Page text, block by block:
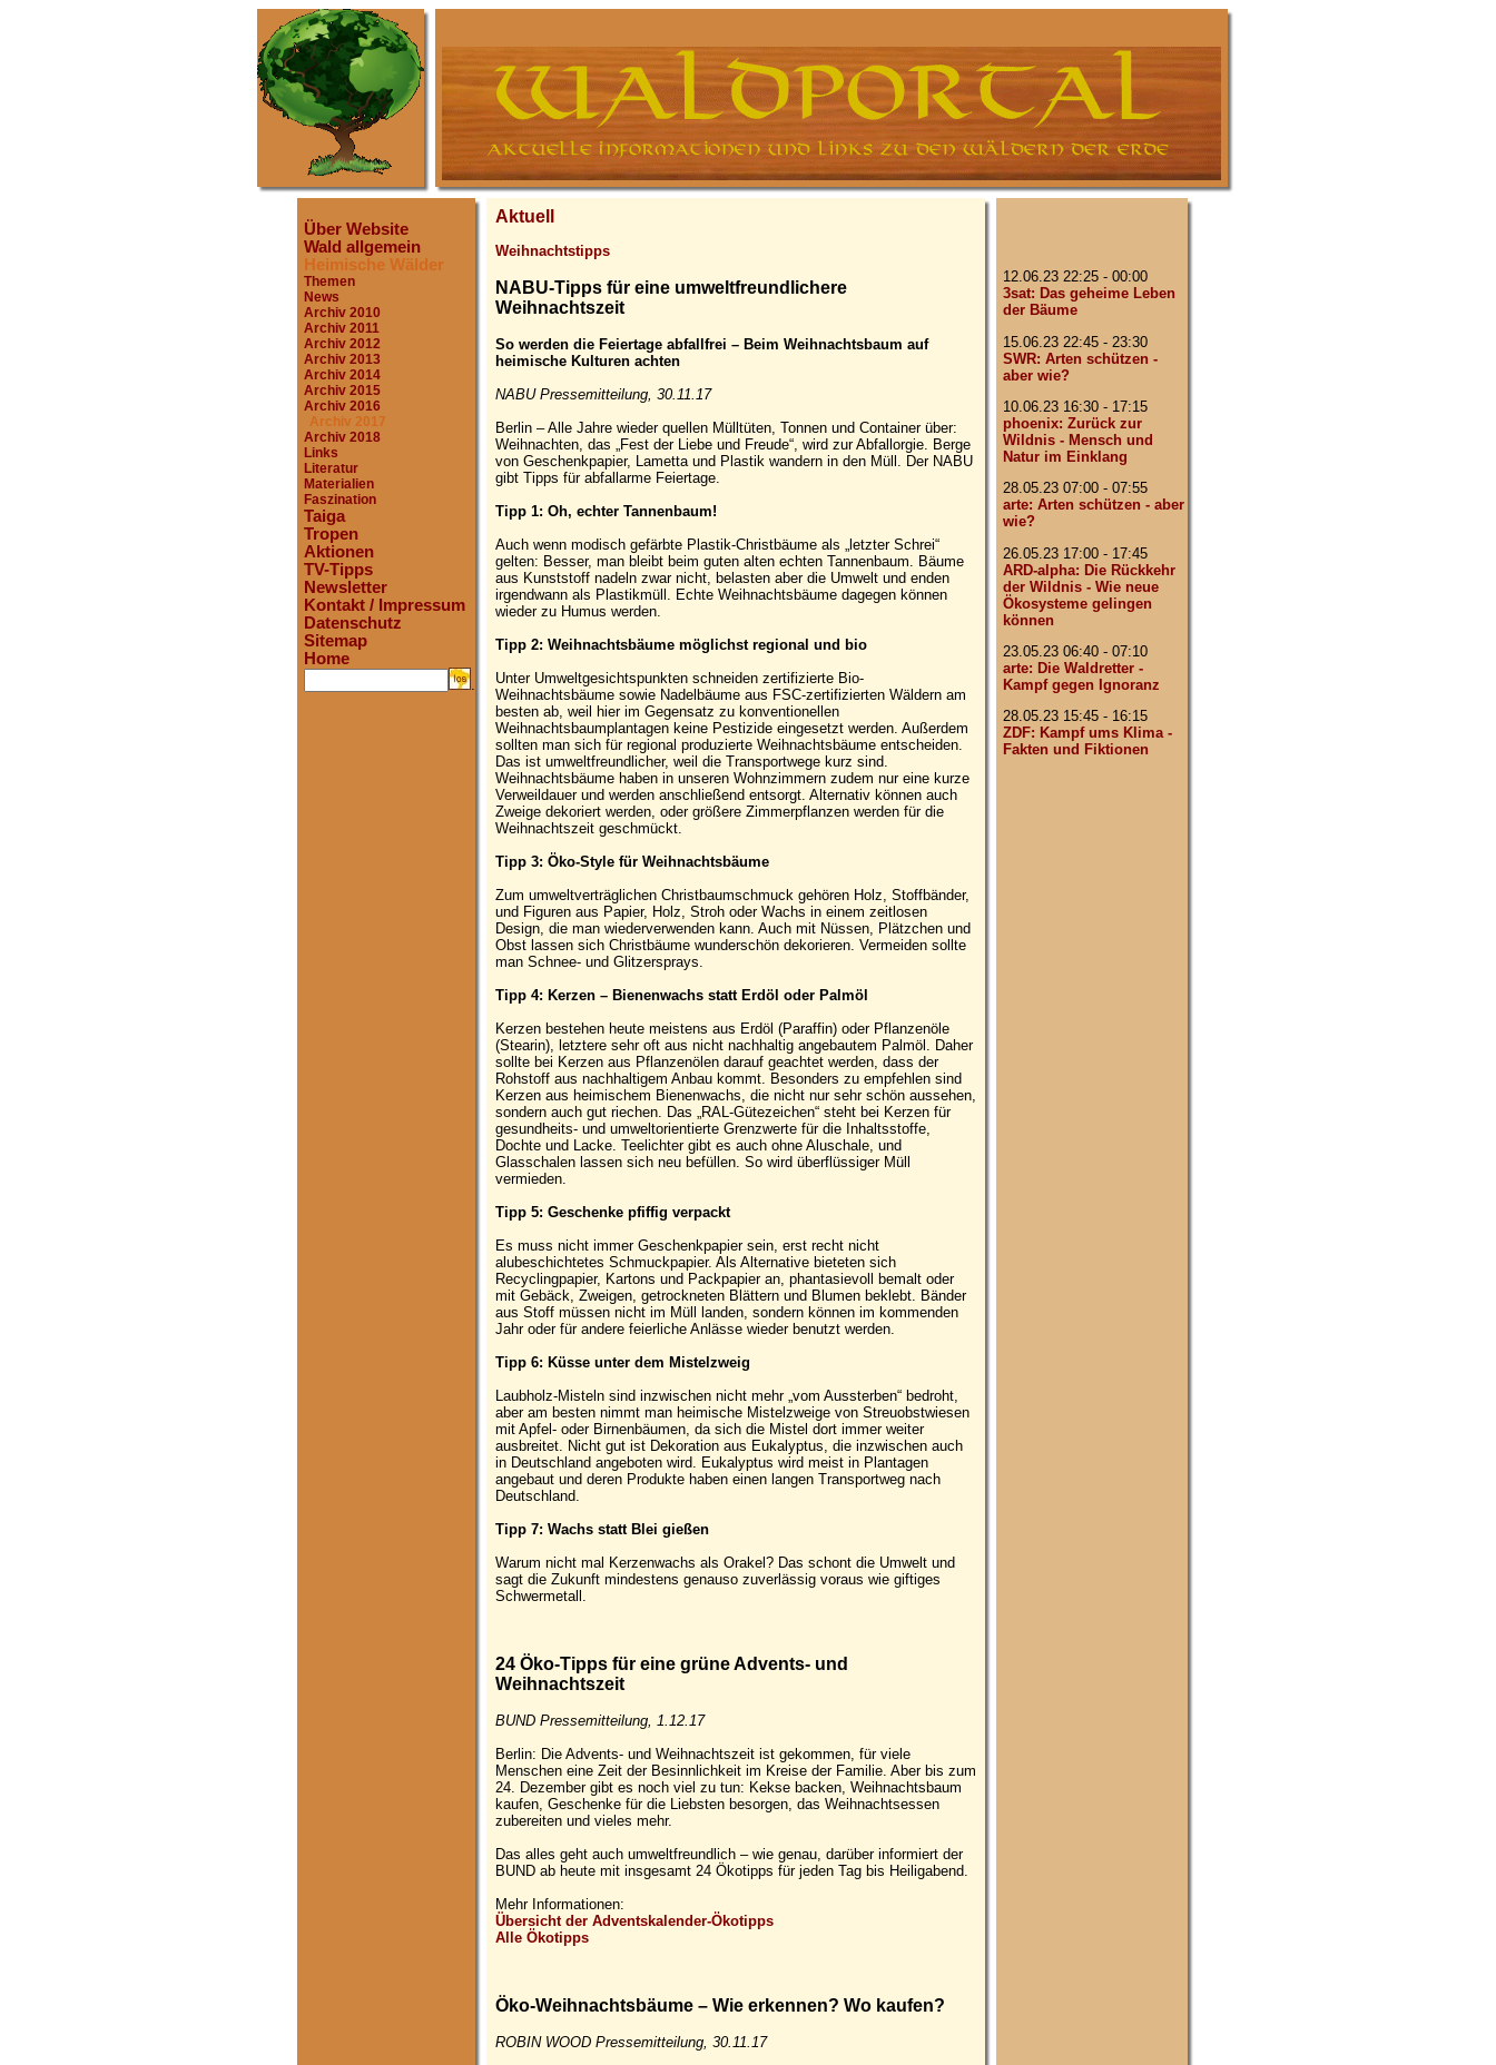
Über Website
Wald allgemein
Heimische Wälder
Themen
News
Archiv 2010
Archiv 2011
Archiv 2012
Archiv 2013
Archiv 2014
Archiv 2015
Archiv 2016
Archiv 2017
Archiv 2018
Links
Literatur
Materialien
Faszination
Taiga
Tropen
Aktionen
TV-Tipps
Newsletter
Kontakt / Impressum
Datenschutz
Sitemap
Home
.
Aktuell
Weihnachtstipps
NABU-Tipps für eine umweltfreundlichere
Weihnachtszeit
So werden die Feiertage abfallfrei – Beim Weihnachtsbaum auf
heimische Kulturen achten
NABU Pressemitteilung, 30.11.17
Berlin – Alle Jahre wieder quellen Mülltüten, Tonnen und Container über:
Weihnachten, das „Fest der Liebe und Freude“, wird zur Abfallorgie. Berge
von Geschenkpapier, Lametta und Plastik wandern in den Müll. Der NABU
gibt Tipps für abfallarme Feiertage.
Tipp 1: Oh, echter Tannenbaum!
Auch wenn modisch gefärbte Plastik-Christbäume als „letzter Schrei“
gelten: Besser, man bleibt beim guten alten echten Tannenbaum. Bäume
aus Kunststoff nadeln zwar nicht, belasten aber die Umwelt und enden
irgendwann als Plastikmüll. Echte Weihnachtsbäume dagegen können
wieder zu Humus werden.
Tipp 2: Weihnachtsbäume möglichst regional und bio
Unter Umweltgesichtspunkten schneiden zertifizierte Bio-
Weihnachtsbäume sowie Nadelbäume aus FSC-zertifizierten Wäldern am
besten ab, weil hier im Gegensatz zu konventionellen
Weihnachtsbaumplantagen keine Pestizide eingesetzt werden. Außerdem
sollten man sich für regional produzierte Weihnachtsbäume entscheiden.
Das ist umweltfreundlicher, weil die Transportwege kurz sind.
Weihnachtsbäume haben in unseren Wohnzimmern zudem nur eine kurze
Verweildauer und werden anschließend entsorgt. Alternativ können auch
Zweige dekoriert werden, oder größere Zimmerpflanzen werden für die
Weihnachtszeit geschmückt.
Tipp 3: Öko-Style für Weihnachtsbäume
Zum umweltverträglichen Christbaumschmuck gehören Holz, Stoffbänder,
und Figuren aus Papier, Holz, Stroh oder Wachs in einem zeitlosen
Design, die man wiederverwenden kann. Auch mit Nüssen, Plätzchen und
Obst lassen sich Christbäume wunderschön dekorieren. Vermeiden sollte
man Schnee- und Glitzersprays.
Tipp 4: Kerzen – Bienenwachs statt Erdöl oder Palmöl
Kerzen bestehen heute meistens aus Erdöl (Paraffin) oder Pflanzenöle
(Stearin), letztere sehr oft aus nicht nachhaltig angebautem Palmöl. Daher
sollte bei Kerzen aus Pflanzenölen darauf geachtet werden, dass der
Rohstoff aus nachhaltigem Anbau kommt. Besonders zu empfehlen sind
Kerzen aus heimischem Bienenwachs, die nicht nur sehr schön aussehen,
sondern auch gut riechen. Das „RAL-Gütezeichen“ steht bei Kerzen für
gesundheits- und umweltorientierte Grenzwerte für die Inhaltsstoffe,
Dochte und Lacke. Teelichter gibt es auch ohne Aluschale, und
Glasschalen lassen sich neu befüllen. So wird überflüssiger Müll
vermieden.
Tipp 5: Geschenke pfiffig verpackt
Es muss nicht immer Geschenkpapier sein, erst recht nicht
alubeschichtetes Schmuckpapier. Als Alternative bieteten sich
Recyclingpapier, Kartons und Packpapier an, phantasievoll bemalt oder
mit Gebäck, Zweigen, getrockneten Blättern und Blumen beklebt. Bänder
aus Stoff müssen nicht im Müll landen, sondern können im kommenden
Jahr oder für andere feierliche Anlässe wieder benutzt werden.
Tipp 6: Küsse unter dem Mistelzweig
Laubholz-Misteln sind inzwischen nicht mehr „vom Aussterben“ bedroht,
aber am besten nimmt man heimische Mistelzweige von Streuobstwiesen
mit Apfel- oder Birnenbäumen, da sich die Mistel dort immer weiter
ausbreitet. Nicht gut ist Dekoration aus Eukalyptus, die inzwischen auch
in Deutschland angeboten wird. Eukalyptus wird meist in Plantagen
angebaut und deren Produkte haben einen langen Transportweg nach
Deutschland.
Tipp 7: Wachs statt Blei gießen
Warum nicht mal Kerzenwachs als Orakel? Das schont die Umwelt und
sagt die Zukunft mindestens genauso zuverlässig voraus wie giftiges
Schwermetall.
24 Öko-Tipps für eine grüne Advents- und
Weihnachtszeit
BUND Pressemitteilung, 1.12.17
Berlin: Die Advents- und Weihnachtszeit ist gekommen, für viele
Menschen eine Zeit der Besinnlichkeit im Kreise der Familie. Aber bis zum
24. Dezember gibt es noch viel zu tun: Kekse backen, Weihnachtsbaum
kaufen, Geschenke für die Liebsten besorgen, das Weihnachtsessen
zubereiten und vieles mehr.
Das alles geht auch umweltfreundlich – wie genau, darüber informiert der
BUND ab heute mit insgesamt 24 Ökotipps für jeden Tag bis Heiligabend.
Mehr Informationen:
Übersicht der Adventskalender-Ökotipps
Alle Ökotipps
Öko-Weihnachtsbäume – Wie erkennen? Wo kaufen?
ROBIN WOOD Pressemitteilung, 30.11.17
12.06.23 22:25 - 00:00
3sat: Das geheime Leben
der Bäume
15.06.23 22:45 - 23:30
SWR: Arten schützen -
aber wie?
10.06.23 16:30 - 17:15
phoenix: Zurück zur
Wildnis - Mensch und
Natur im Einklang
28.05.23 07:00 - 07:55
arte: Arten schützen - aber
wie?
26.05.23 17:00 - 17:45
ARD-alpha: Die Rückkehr
der Wildnis - Wie neue
Ökosysteme gelingen
können
23.05.23 06:40 - 07:10
arte: Die Waldretter -
Kampf gegen Ignoranz
28.05.23 15:45 - 16:15
ZDF: Kampf ums Klima -
Fakten und Fiktionen